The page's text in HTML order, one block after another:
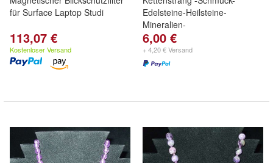
für Surface Laptop Studi
113,07 €
Kostenloser Versand
Edelsteine-Heilsteine-
Mineralien-
6,00 €
+ 4,20 € Versand